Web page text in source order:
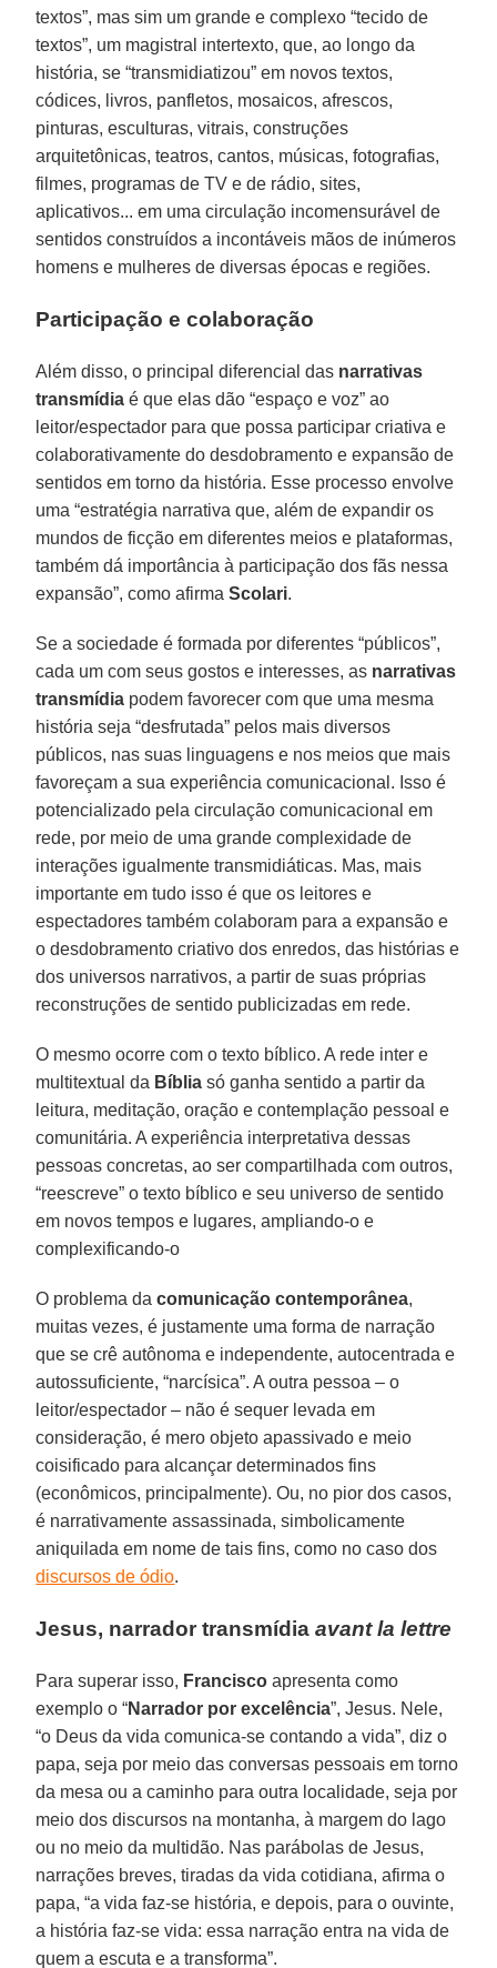
textos”, mas sim um grande e complexo “tecido de
textos”, um magistral intertexto, que, ao longo da
história, se “transmidiatizou” em novos textos,
códices, livros, panfletos, mosaicos, afrescos,
pinturas, esculturas, vitrais, construções
arquitetônicas, teatros, cantos, músicas, fotografias,
filmes, programas de TV e de rádio, sites,
aplicativos... em uma circulação incomensurável de
sentidos construídos a incontáveis mãos de inúmeros
homens e mulheres de diversas épocas e regiões.
Participação e colaboração
Além disso, o principal diferencial das narrativas
transmídia é que elas dão “espaço e voz” ao
leitor/espectador para que possa participar criativa e
colaborativamente do desdobramento e expansão de
sentidos em torno da história. Esse processo envolve
uma “estratégia narrativa que, além de expandir os
mundos de ficção em diferentes meios e plataformas,
também dá importância à participação dos fãs nessa
expansão”, como afirmaScolari.
Se a sociedade é formada por diferentes “públicos”,
cada um com seus gostos e interesses, as narrativas
transmídia podem favorecer com que uma mesma
história seja “desfrutada” pelos mais diversos
públicos, nas suas linguagens e nos meios que mais
favoreçam a sua experiência comunicacional. Isso é
potencializado pela circulação comunicacional em
rede, por meio de uma grande complexidade de
interações igualmente transmidiáticas. Mas, mais
importante em tudo isso é que os leitores e
espectadores também colaboram para a expansão e
o desdobramento criativo dos enredos, das histórias e
dos universos narrativos, a partir de suas próprias
reconstruções de sentido publicizadas em rede.
O mesmo ocorre com o texto bíblico. A rede inter e
multitextual da Bíblia só ganha sentido a partir da
leitura, meditação, oração e contemplação pessoal e
comunitária. A experiência interpretativa dessas
pessoas concretas, ao ser compartilhada com outros,
“reescreve” o texto bíblico e seu universo de sentido
em novos tempos e lugares, ampliando-o e
complexificando-o
O problema dacomunicação contemporânea,
muitas vezes, é justamente uma forma de narração
que se crê autônoma e independente, autocentrada e
autossuficiente, “narcísica”. A outra pessoa – o
leitor/espectador – não é sequer levada em
consideração, é mero objeto apassivado e meio
coisificado para alcançar determinados fins
(econômicos, principalmente). Ou, no pior dos casos,
é narrativamente assassinada, simbolicamente
aniquilada em nome de tais fins, como no caso dos
discursos de ódio.
Jesus, narrador transmídiaavant la lettre
Para superar isso, Francisco apresenta como
exemplo o “Narrador por excelência”, Jesus. Nele,
“o Deus da vida comunica-se contando a vida”, diz o
papa, seja por meio das conversas pessoais em torno
da mesa ou a caminho para outra localidade, seja por
meio dos discursos na montanha, à margem do lago
ou no meio da multidão. Nas parábolas de Jesus,
narrações breves, tiradas da vida cotidiana, afirma o
papa, “a vida faz-se história, e depois, para o ouvinte,
a história faz-se vida: essa narração entra na vida de
quem a escuta e a transforma”.